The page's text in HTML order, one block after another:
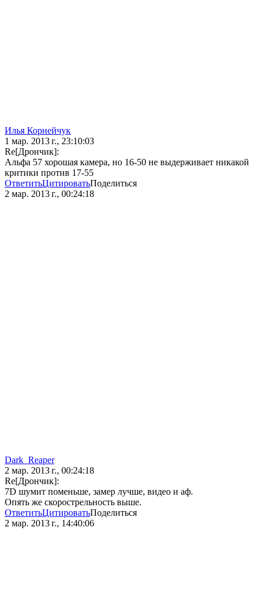
Илья Корнейчук
1 мар. 2013 г., 23:10:03
Re[Дрончик]:
Альфа 57 хорошая камера, но 16-50 не выдерживает никакой
критики против 17-55
ОтветитьЦитироватьПоделиться
2 мар. 2013 г., 00:24:18
Dark_Reaper
2 мар. 2013 г., 00:24:18
Re[Дрончик]:
7D шумит поменьше, замер лучше, видео и аф.
Опять же скорострельность выше.
ОтветитьЦитироватьПоделиться
2 мар. 2013 г., 14:40:06